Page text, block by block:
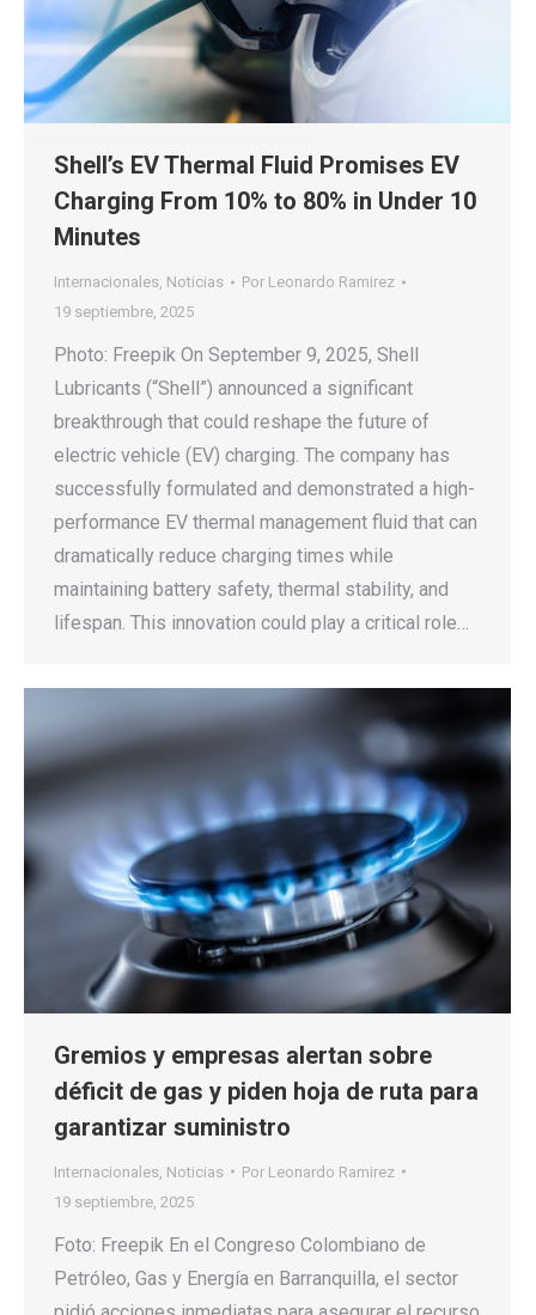
Shell’s EV Thermal Fluid Promises EV
Charging From 10% to 80% in Under 10
Minutes
Internacionales, Noticias Por Leonardo Ramirez
19 septiembre, 2025
Photo: Freepik On September 9, 2025, Shell
Lubricants (“Shell”) announced a significant
breakthrough that could reshape the future of
electric vehicle (EV) charging. The company has
successfully formulated and demonstrated a high-
performance EV thermal management fluid that can
dramatically reduce charging times while
maintaining battery safety, thermal stability, and
lifespan. This innovation could play a critical role…
Gremios y empresas alertan sobre
déficit de gas y piden hoja de ruta para
garantizar suministro
Internacionales Noticias Por Leonardo Ramirez
19 septiembre, 2025
Foto: Freepik En el Congreso Colombiano de
Petróleo, Gas y Energía en Barranquilla, el sector